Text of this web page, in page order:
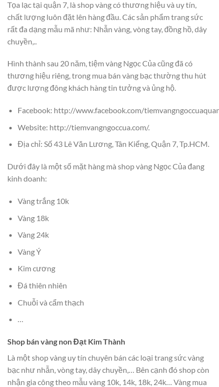
Tọa lạc tại quận 7, là shop vàng có thương hiệu và uy tín,
chất lượng luôn đặt lên hàng đầu. Các sản phẩm trang sức
rất đa dạng mẫu mã như: Nhẫn vàng, vòng tay, đồng hồ, dây
chuyền,..
Hình thành sau 20 năm, tiệm vàng Ngọc Của cũng đã có
thương hiệu riêng, trong mua bán vàng bạc thường thu hút
được lượng đông khách hàng tin tưởng và ủng hộ.
Facebook: http://www.facebook.com/
Website: http://tiemvangngoccua.com/.
Địa chỉ: Số 43 Lê Văn Lương, Tân Kiểng, Quận 7, Tp.HCM.
Dưới đây là một số mặt hàng mà shop vàng Ngọc Của đang
kinh doanh:
Vàng trắng 10k
Vàng 18k
Vàng 24k
Vàng Ý
Kim cương
Đá thiên nhiên
Chuỗi và cẩm thạch
…
Shop bán vàng non Đạt Kim Thành
Là một shop vàng uy tín chuyên bán các loại trang sức vàng
bạc như nhẫn, vòng tay, dây chuyền,… Bên cạnh đó shop còn
nhận gia công theo mẫu vàng 10k, 14k, 18k, 24k… Vàng mua